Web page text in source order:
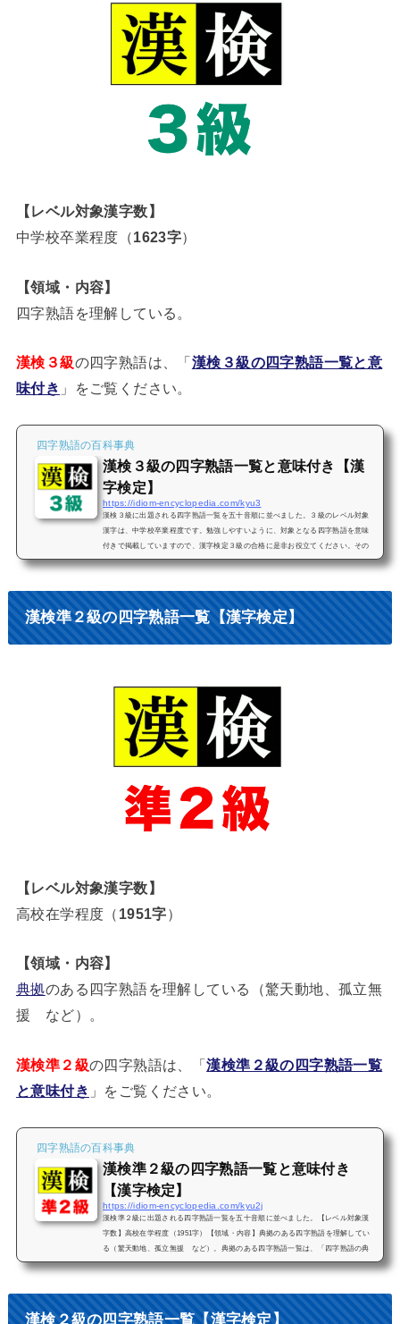
【レベル対象漢字数】
中学校卒業程度（1623字）
【領域・内容】
四字熟語を理解している。
漢検３級の四字熟語は、「漢検３級の四字熟語一覧と意
味付き 」をご覧ください。
四字熟語の百科事典
漢検３級の四字熟語一覧と意味付き【漢
字検定】
https://idiom-encyclopedia.com/kyu3
漢検３級に出題される四字熟語一覧を五十音順に並べました。３級のレベル対象
漢字は、中学校卒業程度です。勉強しやすいように、対象となる四字熟語を意味
付きで掲載していますので、漢字検定３級の合格に是非お役立てください。その
他の級はこちらをご覧ください。【索引】漢検3級の四字熟語 検索あ行か行さ行た
いふぼ】子を生み育ててくれた父母の苦労を悲しみ感謝すること。苦労を重ねた
父母の死をいたんでその恩に報いることが出来なかったことを嘆いた...
漢検準２級の四字熟語一覧【漢字検定】
【レベル対象漢字数】
高校在学程度（ 1951字）
【領域・内容】
典拠のある四字熟語を理解している（驚天動地、孤立無
援 など）。
漢検準２級の四字熟語は、「漢検準２級の四字熟語一覧
と意味付き 」をご覧ください。
四字熟語の百科事典
漢検準２級の四字熟語一覧と意味付き
【漢字検定】
https://idiom-encyclopedia.com/kyu2j
漢検準２級に出題される四字熟語一覧を五十音順に並べました。【レベル対象漢
字数】高校在学程度（1951字）【領域・内容】典拠のある四字熟語を理解してい
る（驚天動地、孤立無援 など）。典拠のある四字熟語一覧は、「四字熟語の典
拠・出典一覧」をご覧ください。勉強しやすいように、対象となる四字熟語を意
その他の級はこちらをご覧ください。【索引】漢検準２級の四字熟語 検索あ行か
行さ行た行な行は行ま行や行ら行わ行「あ行」漢検準２級の四字熟語一...
漢検２級の四字熟語一覧【漢字検定】